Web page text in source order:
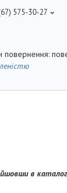
575-30-27
в